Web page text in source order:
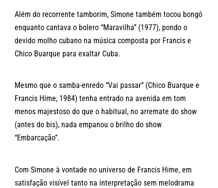
Além do recorrente tamborim, Simone também tocou bongô
enquanto cantava o bolero “Maravilha” (1977), pondo o
devido molho cubano na música composta por Francis e
Chico Buarque para exaltar Cuba.
Mesmo que o samba-enredo “Vai passar” (Chico Buarque e
Francis Hime, 1984) tenha entrado na avenida em tom
menos majestoso do que o habitual, no arremate do show
(antes do bis), nada empanou o brilho do show
“Embarcação”.
Com Simone à vontade no universo de Francis Hime, em
satisfação visível tanto na interpretação sem melodrama